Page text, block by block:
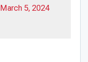
March 5, 2024